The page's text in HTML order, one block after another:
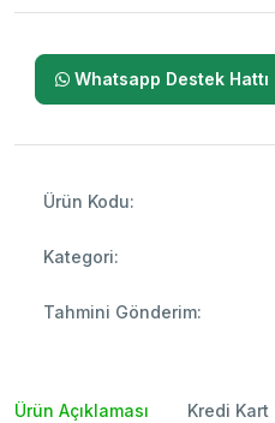
Whatsapp Destek Hattı
Ürün Kodu:
Kategori:
Tahmini Gönderim:
Ürün Açıklaması Kredi